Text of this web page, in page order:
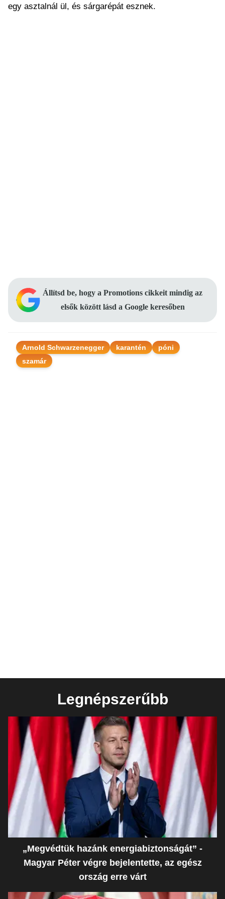
egy asztalnál ül, és sárgarépát esznek.
Állítsd be, hogy a Promotions cikkeit mindig az
elsők között lásd a Google keresőben
Arnold Schwarzenegger karantén
póni
szamár
Legnépszerűbb
„Megvédtük hazánk energiabiztonságát” -
Magyar Péter végre bejelentette, az egész
ország erre várt